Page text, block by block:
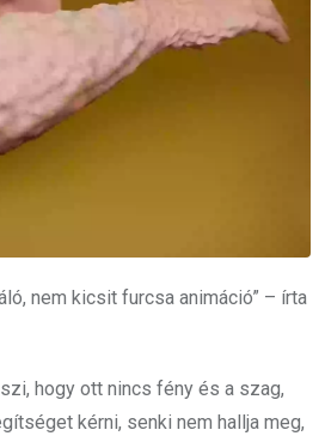
nem kicsit furcsa animáció” – írta
hogy ott nincs fény és a szag,
kérni, senki nem hallja meg,